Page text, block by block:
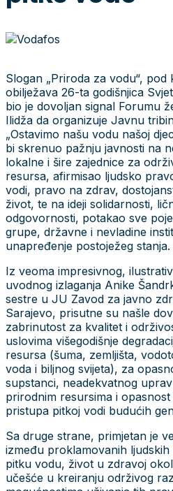
Slogan „Priroda za vodu“, pod
obilježava 26-ta godišnjica
bio je dovoljan signal Forumu
Ilidža da organizuje Javnu
„Ostavimo našu vodu našoj
bi skrenuo pažnju javnosti na
lokalne i šire zajednice za
resursa, afirmisao ljudsko
vodi, pravo na zdrav,
život, te na ideji solidarnosti,
odgovornosti, potakao sve
grupe, državne i nevladine
unapređenje postoježeg stanja.
Iz veoma impresivnog,
uvodnog izlaganja Anike
sestre u JU Zavod za javno
Sarajevo, prisutne su našle
zabrinutost za kvalitet i
uslovima višegodišnje
resursa (šuma, zemljišta,
voda i biljnog svijeta), za
supstanci, neadekvatnog
prirodnim resursima i
pristupa pitkoj vodi budućih
Sa druge strane, primjetan je
između proklamovanih
pitku vodu, život u zdravoj
učešće u kreiranju održivog